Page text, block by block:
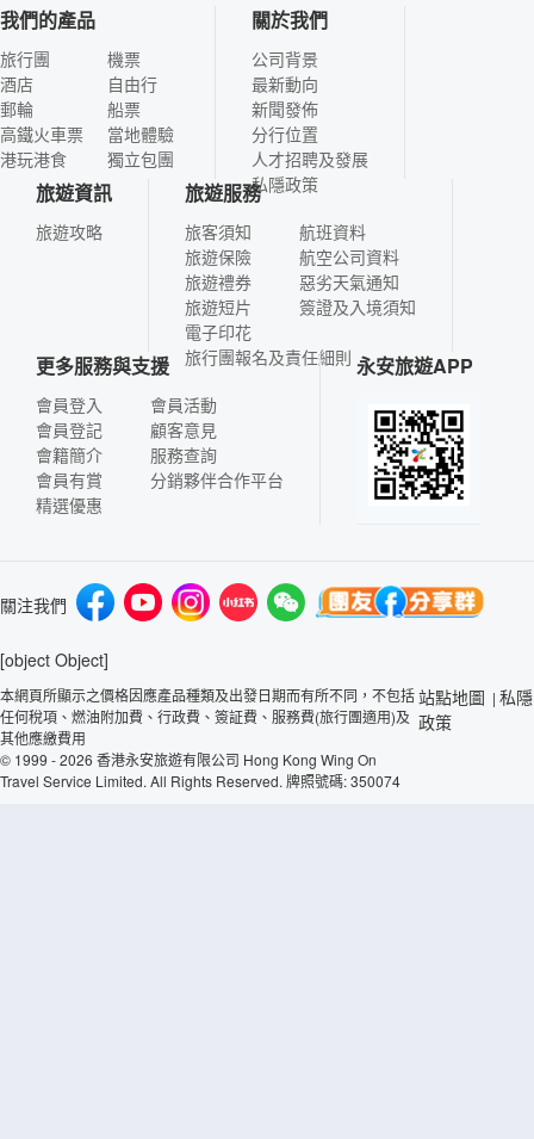
我們的產品
旅行團
酒店
郵輪
高鐵火車票
港玩港食
機票
自由行
船票
當地體驗
獨立包團
關於我們
公司背景
最新動向
新聞發佈
分行位置
人才招聘及發展
私隱政策
旅遊資訊
旅遊攻略
旅遊服務
旅客須知
旅遊保險
旅遊禮券
旅遊短片
電子印花
航班資料
航空公司資料
惡劣天氣通知
簽證及入境須知
旅行團報名及責任細則
更多服務與支援
會員登入
會員登記
會籍簡介
會員有賞
精選優惠
會員活動
顧客意見
服務查詢
分銷夥伴合作平台
永安旅遊APP
關注我們
[object Object]
本網頁所顯示之價格因應產品種類及出發日期而有所不同，不包括
任何稅項、燃油附加費、行政費、簽証費、服務費(旅行團適用)及
其他應繳費用
© 1999 - 2026 香港永安旅遊有限公司 Hong Kong Wing On
Travel Service Limited. All Rights Reserved. 牌照號碼: 350074
站點地圖 | 私隱
政策